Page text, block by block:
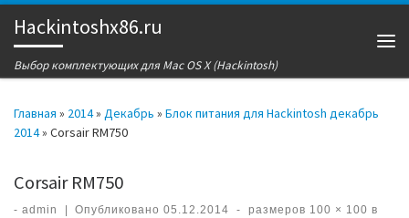
Перейти к содержимому
Hackintoshx86.ru
Выбор комплектующих для Mac OS X (Hackintosh)
Главная » 2014» Декабрь » Блок питания для Hackintosh декабрь
2014» Corsair RM750
Corsair RM750
- admin Опубликовано05.12.2014 - размеров 100 × 100 в